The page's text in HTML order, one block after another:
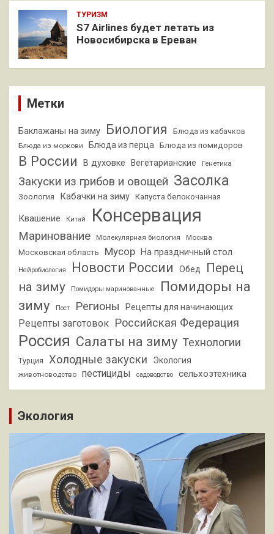
ТУРИЗМ
S7 Airlines будет летать из
Новосибирска в Ереван
Метки
Баклажаны на зиму Биология Блюда из кабачков
Блюда из моркови Блюда из перца Блюда из помидоров
В России В духовке Вегетарианские Генетика
Закуски из грибов и овощей Засолка
Зоология Кабачки на зиму Капуста белокочанная
Квашение Китай Консервация
Маринование Молекулярная биология Москва
Московская область Мусор На праздничный стол
Нейробиология Новости России Обед
Перец
на зиму
Помидоры маринованные
Помидоры на
зиму
Пост Регионы Рецепты для начинающих
Рецепты заготовок Российская Федерация
Россия Салаты на зиму Технологии
Турция Холодные закуски Экология
животноводство пестициды садоводство сельхозтехника
Экология